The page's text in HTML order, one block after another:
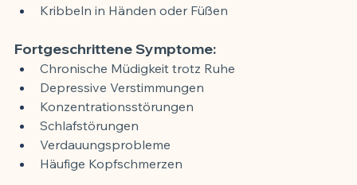
Kribbeln in Händen oder Füßen
Fortgeschrittene Symptome:
Chronische Müdigkeit trotz Ruhe
Depressive Verstimmungen
Konzentrationsstörungen
Schlafstörungen
Verdauungsprobleme
Häufige Kopfschmerzen